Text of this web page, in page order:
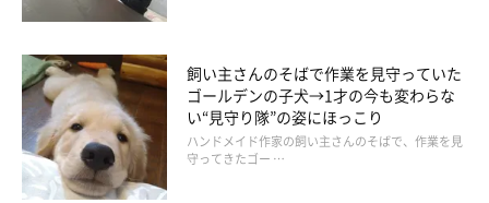
飼い主さんのそばで作業を見守っていた
ゴールデンの子犬→1才の今も変わらな
い“見守り隊”の姿にほっこり
ハンドメイド作家の飼い主さんのそばで、作業を見
守ってきたゴー …